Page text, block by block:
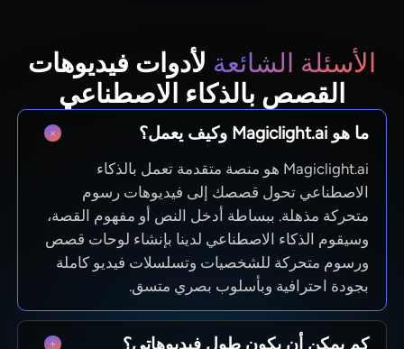
الأسئلة الشائعة لأدوات فيديوهات
القصص بالذكاء الاصطناعي
ما هو Magiclight.ai وكيف يعمل؟
Magiclight.ai هو منصة متقدمة تعمل بالذكاء
الاصطناعي تحول قصصك إلى فيديوهات رسوم
متحركة مذهلة. ببساطة أدخل النص أو مفهوم القصة،
وسيقوم الذكاء الاصطناعي لدينا بإنشاء لوحات قصص
ورسوم متحركة للشخصيات وتسلسلات فيديو كاملة
بجودة احترافية وبأسلوب بصري متسق.
كم يمكن أن يكون طول فيديوهاتي؟